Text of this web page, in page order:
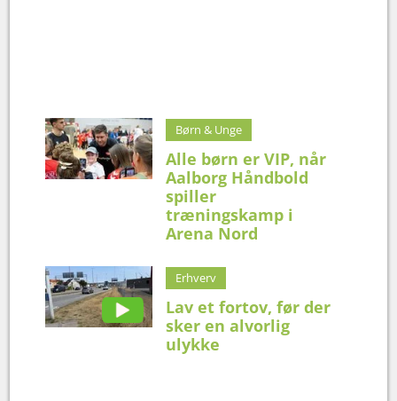
Børn & Unge
Alle børn er VIP, når
Aalborg Håndbold
spiller
træningskamp i
Arena Nord
Erhverv
Lav et fortov, før der
sker en alvorlig
ulykke